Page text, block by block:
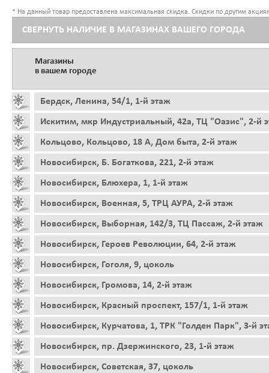
* На данный товар предоставлена максимальная скидка. Скидки по другим
СВЕРНУТЬ НАЛИЧИЕ В МАГАЗИНАХ ВАШЕГО ГОРОДА
Магазины
в вашем городе
Бердск, Ленина, 54/1, 1-й этаж
Искитим, мкр Индустриальный, 42а, ТЦ "Оазис", 2-й
Кольцово, Кольцово, 18 А, Дом быта, 2-й этаж
Новосибирск, Б. Богаткова, 221, 2-й этаж
Новосибирск, Блюхера, 1, 1-й этаж
Новосибирск, Военная, 5, ТРЦ АУРА, 2-й этаж
Новосибирск, Выборная, 142/3, ТЦ Пассаж, 2-й этаж
Новосибирск, Героев Революции, 64, 2-й этаж
Новосибирск, Гоголя, 9, цоколь
Новосибирск, Громова, 14, 2-й этаж
Новосибирск, Красный проспект, 157/1, 1-й этаж
Новосибирск, Курчатова, 1, ТРК "Голден Парк", 3-й
Новосибирск, пр. Дзержинского, 23, 1-й этаж
Новосибирск, Советская, 37, цоколь